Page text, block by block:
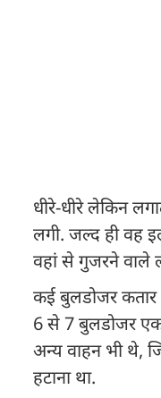
धीरे-धीरे लेकिन
लगी. जल्द ही वह
वहां से गुजरने वाले
कई बुलडोजर
6 से 7 बुलडोजर
अन्य वाहन भी थे,
हटाना था.